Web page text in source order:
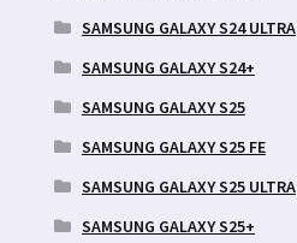
SAMSUNG GALAXY S24 ULTRA
SAMSUNG GALAXY S24+
SAMSUNG GALAXY S25
SAMSUNG GALAXY S25 FE
SAMSUNG GALAXY S25 ULTRA
SAMSUNG GALAXY S25+